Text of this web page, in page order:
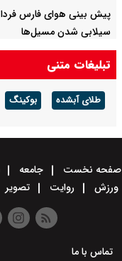
سیلابی شدن مسیل‌ها
تبلیغات متنی
طلای آبشده بوکینگ
صفحه نخست جامعه
ورزش
روایت تصویر
تماس با ما